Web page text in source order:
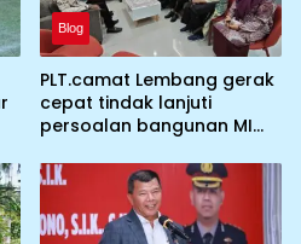
Blog
PLT.camat Lembang gerak
cepat tindak lanjuti
persoalan bangunan MI